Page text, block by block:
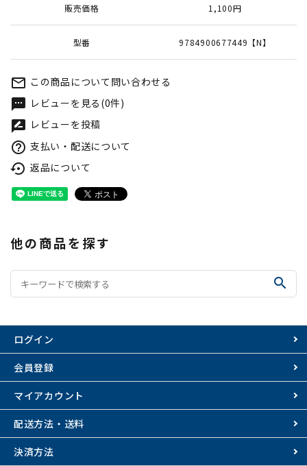
販売価格 1,100円
型番 9784900677449【N】
mail_outline この商品について問い合わせる
textsms レビューを見る(0件)
rate_review レビューを投稿
help_outline 支払い・配送について
settings_backup_restore 返品について
他の商品を探す
search
ログイン
会員登録
マイアカウント
配送方法・送料
決済方法